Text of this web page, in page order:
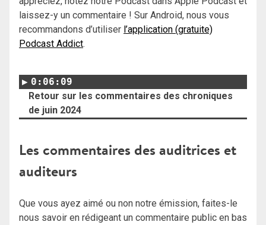
laissez-y un commentaire ! Sur Android, nous vous
recommandons d’utiliser l’application (gratuite)
Podcast Addict.
0:06:09
Retour sur les commentaires des chroniques
de juin 2024
Les commentaires des auditrices et
auditeurs
Que vous ayez aimé ou non notre émission, faites-le
nous savoir en rédigeant un commentaire public en bas